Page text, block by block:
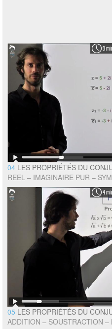
3
04 LES PROPRIÉTÉS DU
REEL – IMAGINAIRE PUR –
4
05 LES PROPRIÉTÉS DU
ADDITION – SOUSTRACTION